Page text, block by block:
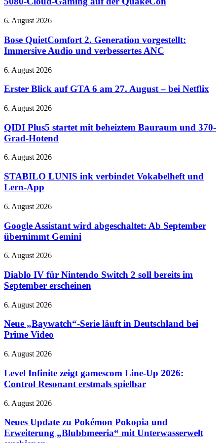
26
Spiele
RTX
5080-
Gaming
der
QuakeCon
Bose
2.
Generation
vorgestellt:
Audio
verbessertes
6. August 2026
Bose QuietComfort 2. Generation vorgestellt:
Immersive Audio und verbessertes ANC
Erster
auf
6
27.
August
–
Netflix
6. August 2026
Erster Blick auf GTA 6 am 27. August – bei Netflix
QIDI
startet
mit
beheiztem
und
Grad-
Hotend
6. August 2026
QIDI Plus5 startet mit beheiztem Bauraum und 370-
Grad-Hotend
STABILO
ink
verbindet
Vokabelheft
Lern-
6. August 2026
STABILO LUNIS ink verbindet Vokabelheft und
Lern-App
Google
wird
abgeschaltet:
Ab
übernimmt
6. August 2026
Google Assistant wird abgeschaltet: Ab September
übernimmt Gemini
Diablo
für
Nintendo
Switch
soll
im
September
6. August 2026
Diablo IV für Nintendo Switch 2 soll bereits im
September erscheinen
Neue
Serie
läuft
in
bei
Video
6. August 2026
Neue „Baywatch“-Serie läuft in Deutschland bei
Prime Video
Level
zeigt
gamescom
Line-
2026:
Resonant
erstmals
6. August 2026
Level Infinite zeigt gamescom Line-Up 2026:
Control Resonant erstmals spielbar
Neues
zu
Pokémon
Pokopia
6. August 2026
Neues Update zu Pokémon Pokopia und
Erweiterung „Blubbmeeria“ mit Unterwasserwelt